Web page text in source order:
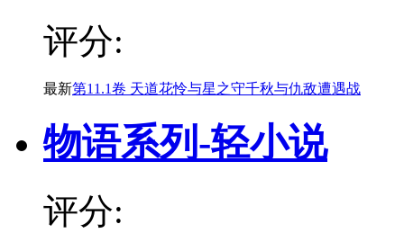
评分:
最新第11.1卷 天道花怜与星之守千秋与仇敌遭遇战
物语系列-轻小说
评分: